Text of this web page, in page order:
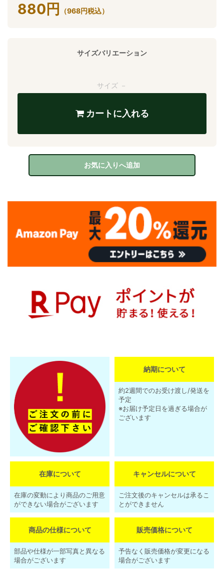
880 円 （968円税込）
サイズバリエーション
サイズ －
カートに入れる
お気に入りへ追加
納期について
約2週間でのお受け渡し/発送を
予定
※お届け予定日を過ぎる場合が
ございます
在庫について
在庫の変動により商品のご用意
ができない場合がございます
キャンセルについて
ご注文後のキャンセルは承るこ
とができません
商品の仕様について
部品や仕様が一部写真と異なる
場合がございます
販売価格について
予告なく販売価格が変更になる
場合がございます